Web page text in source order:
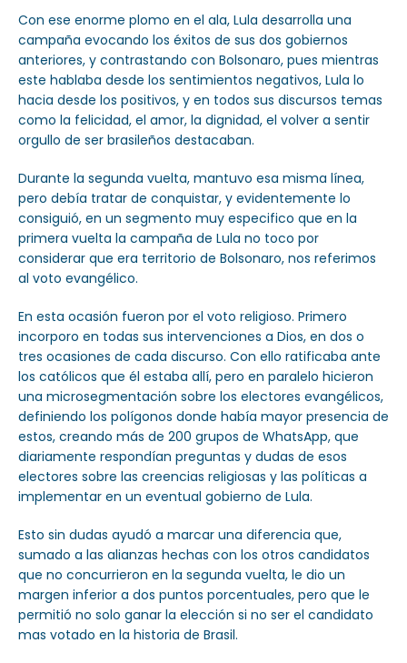
Con ese enorme plomo en el ala, Lula desarrolla una
campaña evocando los éxitos de sus dos gobiernos
anteriores, y contrastando con Bolsonaro, pues mientras
este hablaba desde los sentimientos negativos, Lula lo
hacia desde los positivos, y en todos sus discursos temas
como la felicidad, el amor, la dignidad, el volver a sentir
orgullo de ser brasileños destacaban.
Durante la segunda vuelta, mantuvo esa misma línea,
pero debía tratar de conquistar, y evidentemente lo
consiguió, en un segmento muy especifico que en la
primera vuelta la campaña de Lula no toco por
considerar que era territorio de Bolsonaro, nos referimos
al voto evangélico.
En esta ocasión fueron por el voto religioso. Primero
incorporo en todas sus intervenciones a Dios, en dos o
tres ocasiones de cada discurso. Con ello ratificaba ante
los católicos que él estaba allí, pero en paralelo hicieron
una microsegmentación sobre los electores evangélicos,
definiendo los polígonos donde había mayor presencia de
estos, creando más de 200 grupos de WhatsApp, que
diariamente respondían preguntas y dudas de esos
electores sobre las creencias religiosas y las políticas a
implementar en un eventual gobierno de Lula.
Esto sin dudas ayudó a marcar una diferencia que,
sumado a las alianzas hechas con los otros candidatos
que no concurrieron en la segunda vuelta, le dio un
margen inferior a dos puntos porcentuales, pero que le
permitió no solo ganar la elección si no ser el candidato
mas votado en la historia de Brasil.